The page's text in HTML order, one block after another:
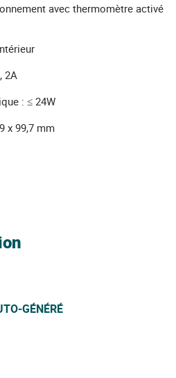
avec thermomètre activé
2A
: ≤ 24W
x 99,7 mm
GÉNÉRÉ